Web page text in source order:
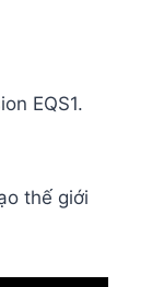
EQS1.
thế giới